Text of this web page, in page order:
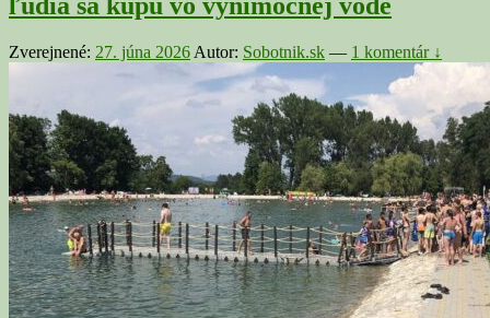
Zverejnené: 27. júna 2026 Autor: Sobotnik.sk — 1 komentár ↓